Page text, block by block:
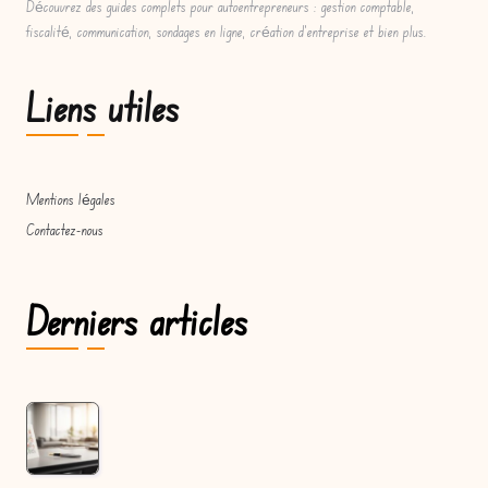
Découvrez des guides complets pour autoentrepreneurs : gestion comptable,
fiscalité, communication, sondages en ligne, création d'entreprise et bien plus.
Liens utiles
Mentions légales
Contactez-nous
Derniers articles